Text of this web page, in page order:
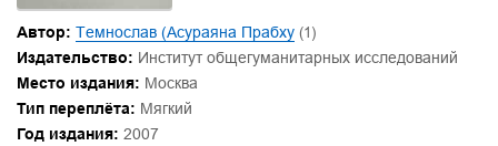
Автор: Темнослав (Асураяна Прабху (1)
Издательство: Институт общегуманитарных исследований
Место издания: Москва
Тип переплёта: Мягкий
Год издания: 2007